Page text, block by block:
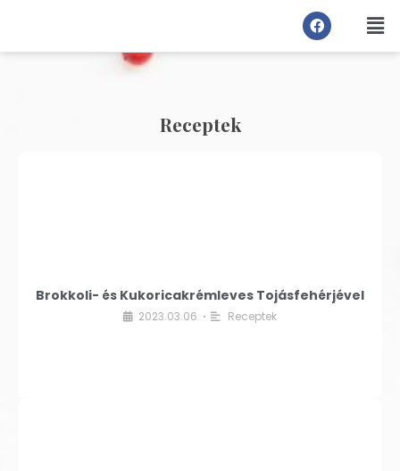
Receptek
Brokkoli- és Kukoricakrémleves Tojásfehérjével
2023.03.06. • Receptek